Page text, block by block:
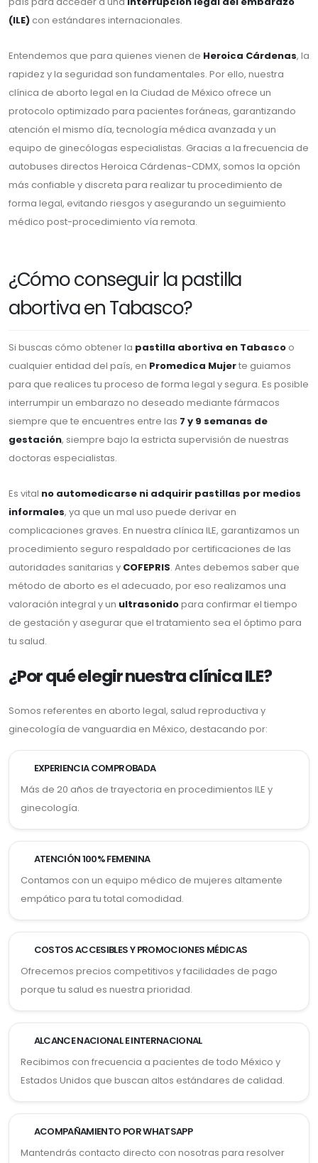
(ILE) con estándares internacionales.
Entendemos que para quienes vienen de Heroica Cárdenas, la
rapidez y la seguridad son fundamentales. Por ello, nuestra
clínica de aborto legal en la Ciudad de México ofrece un
protocolo optimizado para pacientes foráneas, garantizando
atención el mismo día, tecnología médica avanzada y un
equipo de ginecólogas especialistas. Gracias a la frecuencia de
autobuses directos Heroica Cárdenas-CDMX, somos la opción
más confiable y discreta para realizar tu procedimiento de
forma legal, evitando riesgos y asegurando un seguimiento
médico post-procedimiento vía remota.
¿Cómo conseguir la pastilla
abortiva en Tabasco?
Si buscas cómo obtener la pastilla abortiva en Tabasco o
cualquier entidad del país, en Promedica Mujerte guiamos
para que realices tu proceso de forma legal y segura. Es posible
interrumpir un embarazo no deseado mediante fármacos
siempre que te encuentres entre las 7 y 9 semanas de
gestación, siempre bajo la estricta supervisión de nuestras
doctoras especialistas.
Es vital no automedicarse ni adquirir pastillas por medios
informales, ya que un mal uso puede derivar en
complicaciones graves. En nuestra clínica ILE, garantizamos un
procedimiento seguro respaldado por certificaciones de las
autoridades sanitarias y COFEPRIS. Antes debemos saber que
método de aborto es el adecuado, por eso realizamos una
valoración integral y un ultrasonidopara confirmar el tiempo
de gestación y asegurar que el tratamiento sea el óptimo para
tu salud.
¿Por qué elegir nuestra clínica ILE?
Somos referentes en aborto legal, salud reproductiva y
ginecología de vanguardia en México, destacando por:
EXPERIENCIA COMPROBADA
Más de 20 años de trayectoria en procedimientos ILE y
ginecología.
ATENCIÓN 100% FEMENINA
Contamos con un equipo médico de mujeres altamente
empático para tu total comodidad.
COSTOS ACCESIBLES Y PROMOCIONES MÉDICAS
Ofrecemos precios competitivos y facilidades de pago
porque tu salud es nuestra prioridad.
ALCANCE NACIONAL E INTERNACIONAL
Recibimos con frecuencia a pacientes de todo México y
Estados Unidos que buscan altos estándares de calidad.
ACOMPAÑAMIENTO POR WHATSAPP
Mantendrás contacto directo con nosotras para resolver